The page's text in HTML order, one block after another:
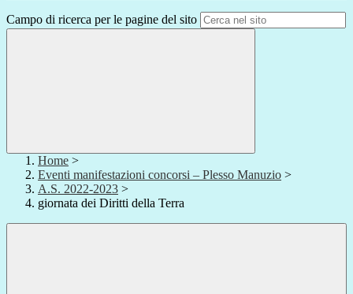
Campo di ricerca per le pagine del sito
Home >
Eventi manifestazioni concorsi – Plesso Manuzio >
A.S. 2022-2023 >
giornata dei Diritti della Terra